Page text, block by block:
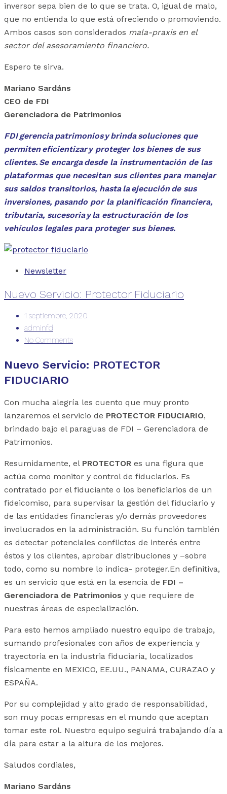
inversor sepa bien de lo que se trata. O, igual de malo,
que no entienda lo que está ofreciendo o promoviendo.
Ambos casos son considerados mala-praxis en el
sector del asesoramiento financiero.
Espero te sirva.
Mariano Sardáns
CEO de FDI
Gerenciadora de Patrimonios
FDI gerencia patrimonios y brinda soluciones que
permiten eficientizar y proteger los bienes de sus
clientes. Se encarga desde la instrumentación de las
plataformas que necesitan sus clientes para manejar
sus saldos transitorios, hasta la ejecución de sus
inversiones, pasando por la planificación financiera,
tributaria, sucesoria y la estructuración de los
vehículos legales para proteger sus bienes.
Newsletter
Nuevo Servicio: Protector Fiduciario
1 septiembre, 2020
adminfd
No Comments
Nuevo Servicio: PROTECTOR
FIDUCIARIO
Con mucha alegría les cuento que muy pronto
lanzaremos el servicio de PROTECTOR FIDUCIARIO,
brindado bajo el paraguas de FDI – Gerenciadora de
Patrimonios.
Resumidamente, el PROTECTOR es una figura que
actúa como monitor y control de fiduciarios. Es
contratado por el fiduciante o los beneficiarios de un
fideicomiso, para supervisar la gestión del fiduciario y
de las entidades financieras y/o demás proveedores
involucrados en la administración. Su función también
es detectar potenciales conflictos de interés entre
éstos y los clientes, aprobar distribuciones y –sobre
todo, como su nombre lo indica- proteger.En definitiva,
es un servicio que está en la esencia de FDI –
Gerenciadora de Patrimonios y que requiere de
nuestras áreas de especialización.
Para esto hemos ampliado nuestro equipo de trabajo,
sumando profesionales con años de experiencia y
trayectoria en la industria fiduciaria, localizados
físicamente en MEXICO, EE.UU., PANAMA, CURAZAO y
ESPAÑA.
Por su complejidad y alto grado de responsabilidad,
son muy pocas empresas en el mundo que aceptan
tomar este rol. Nuestro equipo seguirá trabajando día a
día para estar a la altura de los mejores.
Saludos cordiales,
Mariano Sardáns